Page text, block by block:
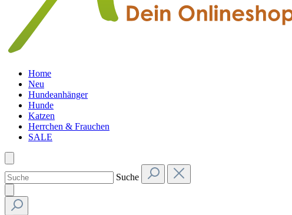
Home
Neu
Hundeanhänger
Hunde
Katzen
Herrchen & Frauchen
SALE
Suche